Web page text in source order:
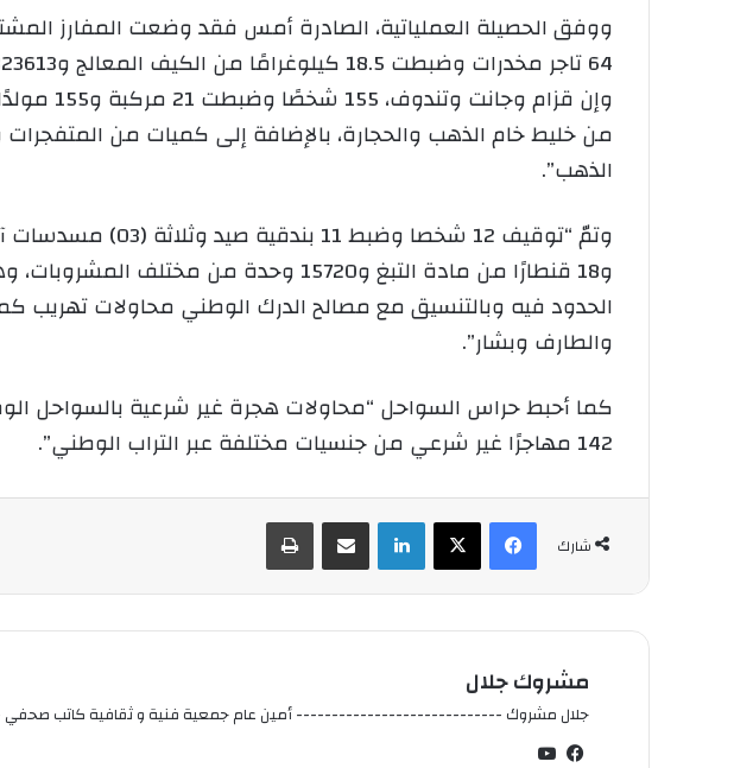
ووفق الحصيلة العملياتية، الصادرة أمس فقد وضعت المفارز
من خليط خام الذهب والحجارة، بالإضافة إلى كميات من
الذهب”.
و18 قنطارًا من مادة التبغ و15720
والطارف وبشار”.
142 مهاجرًا غير شرعي من جنسيات مختلفة عبر التراب الوطني”.
شارك
فيسبوك
‫X لينكدإن شارك عبر الإيميل طباعة
مشروك جلال
جلال مشروك ----------------------------- أمين عام جمعية فنية و ثقافية كاتب
فيسبوك